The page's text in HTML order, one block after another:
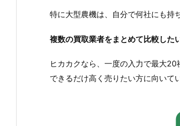
特に大型農機は、自分で何社にも持
複数の買取業者をまとめて比較した
ヒカカクなら、一度の入力で最大
できるだけ高く売りたい方に向いて